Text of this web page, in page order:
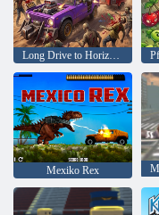
Long Drive to Horizons Sim
Mexiko Rex